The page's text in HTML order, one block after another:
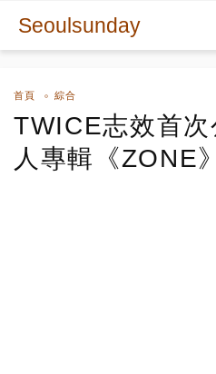
Seoulsunday
首頁 綜合
TWICE志效首
人專輯《ZONE